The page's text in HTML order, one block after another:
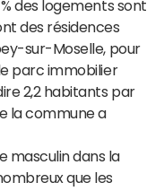
% des logements sont
des résidences
sur-Moselle, pour
parc immobilier
2,2 habitants par
la commune a
masculin dans la
que les